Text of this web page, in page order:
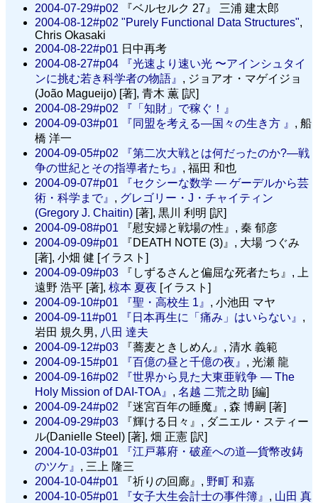
2004-07-29#p02 『ベルセルク 27』 三浦 建太郎
2004-08-12#p02 "Purely Functional Data Structures",
Chris Okasaki
2004-08-22#p01 日中再考
2004-08-27#p04
『光速より速い光 〜アインシュタイ
ンに挑む若き科学者の物語』 , ジョアオ・マゲイジョ
(João Magueijo) [著], 青木 薫 [訳]
2004-08-29#p02
『「知財」で稼ぐ！』
2004-09-03#p01
『同盟を考える—国々の生き方 』 , 船
橋 洋一
2004-09-05#p02
『第二次大戦とは何だったのか?—戦
争の世紀とその指導者たち』 , 福田 和也
2004-09-07#p01
『セクシーな数学 — ゲーデルから芸
術・科学まで』 , グレゴリー・J・チャイティン
(Gregory J. Chaitin) [著], 黒川 利明 [訳]
2004-09-08#p01 『慰安婦と戦場の性』, 秦 郁彦
2004-09-09#p01 『DEATH NOTE (3)』, 大場 つぐみ
[著], 小畑 健 [イラスト]
2004-09-09#p03 『しずるさんと偏屈な死者たち』, 上
遠野 浩平 [著], 椋本 夏夜 [イラスト]
2004-09-10#p01
『聖・高校生 1』 , 小池田 マヤ
2004-09-11#p01
『日本再生に「痛み」はいらない』 ,
岩田 規久男, 八田 達夫
2004-09-12#p03 『蕎麦ときしめん』, 清水 義範
2004-09-15#p01
『百億の昼と千億の夜』 , 光瀬 龍
2004-09-16#p02
『世界から見た大東亜戦争 — The
Holy Mission of DAI-TOA』 , 名越 二荒之助 [編]
2004-09-24#p02 『迷宮百年の睡魔』, 森 博嗣 [著]
2004-09-29#p03 『輝ける日々』, ダニエル・スティー
ル(Danielle Steel) [著], 畑 正憲 [訳]
2004-10-03#p01
『江戸幕府・破産への道—貨幣改鋳
のツケ』 , 三上 隆三
2004-10-04#p01 『祈りの回廊』, 野町 和嘉
2004-10-05#p01
『女子大生会計士の事件簿』 , 山田 真